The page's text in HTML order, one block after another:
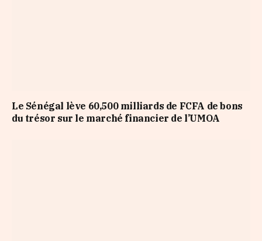
Le Sénégal lève 60,500 milliards de FCFA de bons
du trésor sur le marché financier de l’UMOA